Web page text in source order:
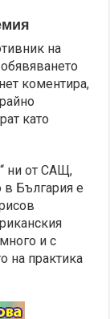
на
коментира,
като
ни от САЩ,
България е
и с
на практика